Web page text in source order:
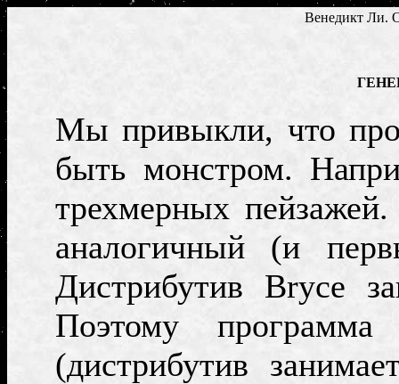
Венедикт Ли.
Мы привыкли, что
быть монстром.
трехмерных
аналогичный (и
Дистрибутив Bryce
Поэтому программа
(дистрибутив